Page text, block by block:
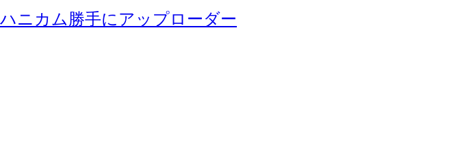
ハニカム勝手にアップローダー